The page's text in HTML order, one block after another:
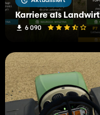
Karriere als Landwirt
6 090